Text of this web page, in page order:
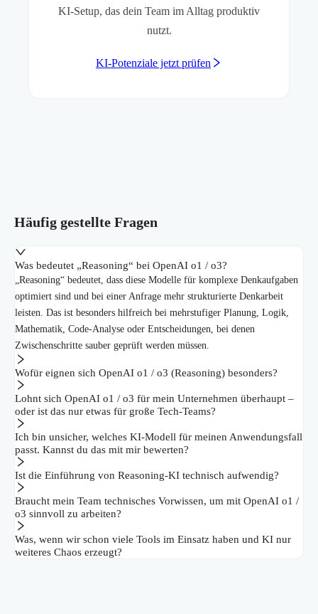
KI-Setup, das dein Team im Alltag produktiv
nutzt.
KI-Potenziale jetzt prüfen
Häufig gestellte Fragen
Was bedeutet „Reasoning“ bei OpenAI o1 / o3?
„Reasoning“ bedeutet, dass diese Modelle für komplexe Denkaufgaben
optimiert sind und bei einer Anfrage mehr strukturierte Denkarbeit
leisten. Das ist besonders hilfreich bei mehrstufiger Planung, Logik,
Mathematik, Code-Analyse oder Entscheidungen, bei denen
Zwischenschritte sauber geprüft werden müssen.
Wofür eignen sich OpenAI o1 / o3 (Reasoning) besonders?
Lohnt sich OpenAI o1 / o3 für mein Unternehmen überhaupt –
oder ist das nur etwas für große Tech-Teams?
Ich bin unsicher, welches KI-Modell für meinen Anwendungsfall
passt. Kannst du das mit mir bewerten?
Ist die Einführung von Reasoning-KI technisch aufwendig?
Braucht mein Team technisches Vorwissen, um mit OpenAI o1 /
o3 sinnvoll zu arbeiten?
Was, wenn wir schon viele Tools im Einsatz haben und KI nur
weiteres Chaos erzeugt?